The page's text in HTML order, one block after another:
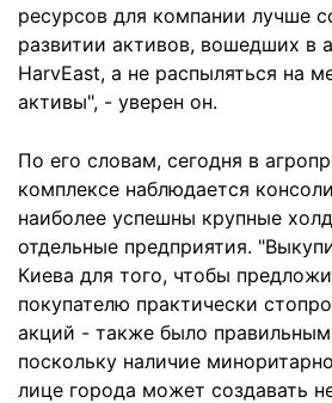
ресурсов для компании лучше
развитии активов, вошедших в
HarvEast, а не распыляться на
активы", - уверен он.
По его словам, сегодня в
комплексе наблюдается
наиболее успешны крупные
отдельные предприятия.
Киева для того, чтобы
покупателю практически
акций - также было
поскольку наличие
лице города может создавать